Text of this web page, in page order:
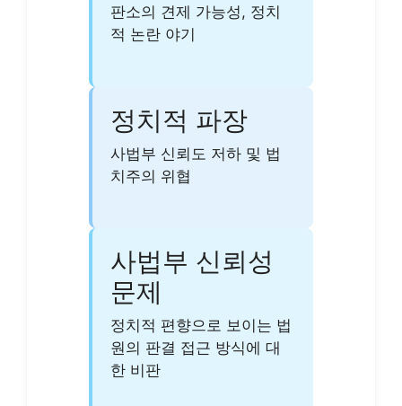
판소의 견제 가능성, 정치
적 논란 야기
정치적 파장
사법부 신뢰도 저하 및 법
치주의 위협
사법부 신뢰성
문제
정치적 편향으로 보이는 법
원의 판결 접근 방식에 대
한 비판